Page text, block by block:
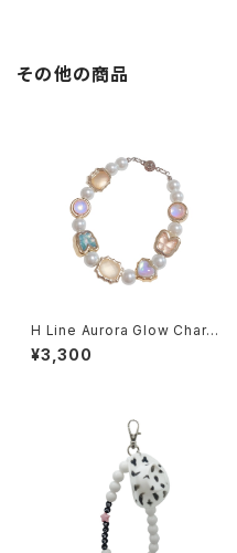
その他の商品
H Line Aurora Glow Charm
× Pearl Bracelet
¥3,300